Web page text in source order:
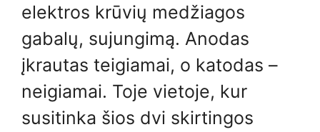
elektros krūvių medžiagos
gabalų, sujungimą. Anodas
įkrautas teigiamai, o katodas –
neigiamai. Toje vietoje, kur
susitinka šios dvi skirtingos